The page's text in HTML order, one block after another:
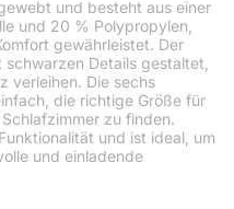
und besteht aus einer
und 20 % Polypropylen,
gewährleistet. Der
Details gestaltet,
verleihen. Die sechs
die richtige Größe für
zu finden.
und ist ideal, um
und einladende